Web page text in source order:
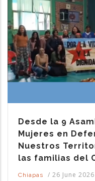
Desde la 9
Mujeres en
Nuestros
las familias del
Chiapas / 26 June 2026